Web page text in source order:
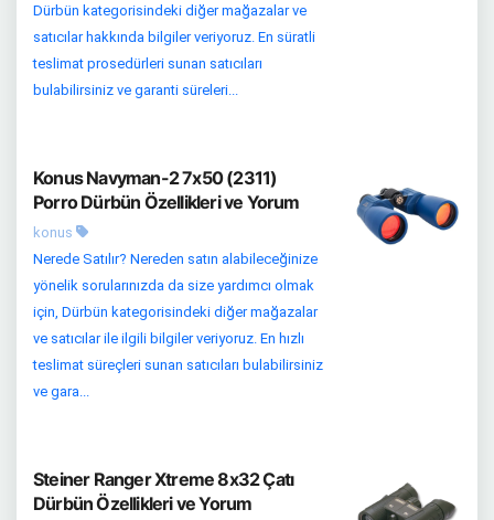
Dürbün kategorisindeki diğer mağazalar ve
satıcılar hakkında bilgiler veriyoruz. En süratli
teslimat prosedürleri sunan satıcıları
bulabilirsiniz ve garanti süreleri...
Konus Navyman-2 7x50 (2311)
Porro Dürbün Özellikleri ve Yorum
konus
Nerede Satılır? Nereden satın alabileceğinize
yönelik sorularınızda da size yardımcı olmak
için, Dürbün kategorisindeki diğer mağazalar
ve satıcılar ile ilgili bilgiler veriyoruz. En hızlı
teslimat süreçleri sunan satıcıları bulabilirsiniz
ve gara...
Steiner Ranger Xtreme 8x32 Çatı
Dürbün Özellikleri ve Yorum